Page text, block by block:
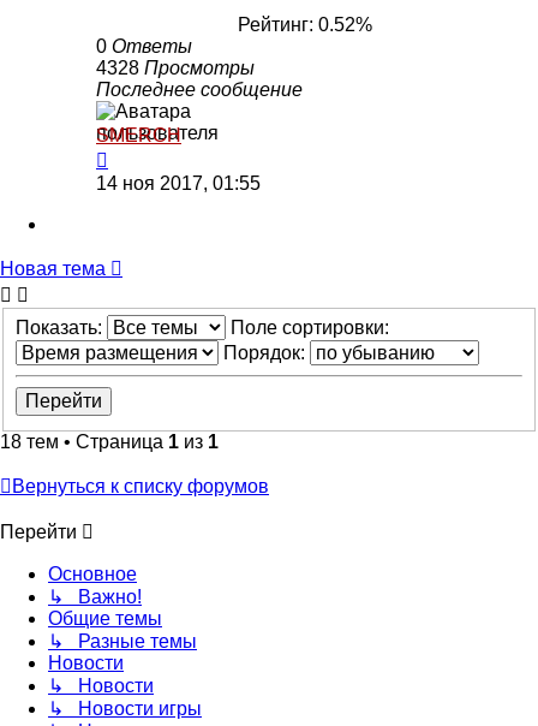
Рейтинг: 0.52%
0 Ответы
4328 Просмотры
Последнее сообщение
SMERCH
14 ноя 2017, 01:55
Новая тема
Показать:
Поле сортировки:
Порядок:
18 тем • Страница 1 из 1
Вернуться к списку форумов
Перейти
Основное
↳ Важно!
Общие темы
↳ Разные темы
Новости
↳ Новости
↳ Новости игры